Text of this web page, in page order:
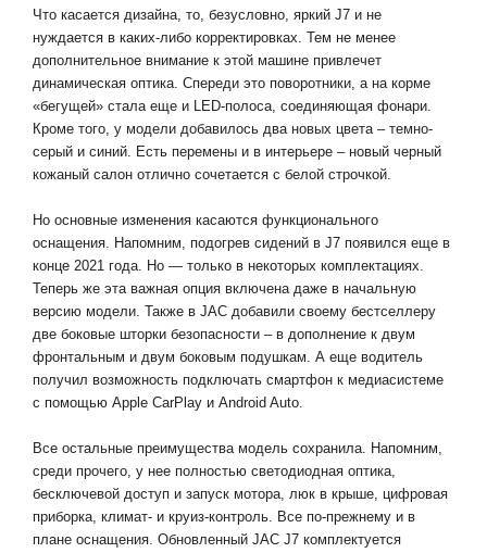
Что касается дизайна, то, безусловно, яркий J7 и не
нуждается в каких-либо корректировках. Тем не менее
дополнительное внимание к этой машине привлечет
динамическая оптика. Спереди это поворотники, а на корме
«бегущей» стала еще и LED-полоса, соединяющая фонари.
Кроме того, у модели добавилось два новых цвета – темно-
серый и синий. Есть перемены и в интерьере – новый черный
кожаный салон отлично сочетается с белой строчкой.
Но основные изменения касаются функционального
оснащения. Напомним, подогрев сидений в J7 появился еще в
конце 2021 года. Но — только в некоторых комплектациях.
Теперь же эта важная опция включена даже в начальную
версию модели. Также в JAC добавили своему бестселлеру
две боковые шторки безопасности – в дополнение к двум
фронтальным и двум боковым подушкам. А еще водитель
получил возможность подключать смартфон к медиасистеме
с помощью Apple CarPlay и Android Auto.
Все остальные преимущества модель сохранила. Напомним,
среди прочего, у нее полностью светодиодная оптика,
бесключевой доступ и запуск мотора, люк в крыше, цифровая
приборка, климат- и круиз-контроль. Все по-прежнему и в
плане оснащения. Обновленный JAC J7 комплектуется